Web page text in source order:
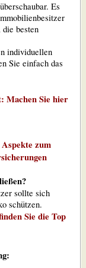
Es
besten
individuellen
Sie einfach das
Machen Sie hier
zum
sollte sich
schützen.
Sie die Top